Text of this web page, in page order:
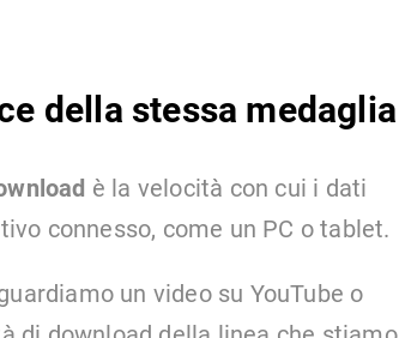
della stessa medaglia
è la velocità con cui i dati
connesso, come un PC o tablet.
un video su YouTube o